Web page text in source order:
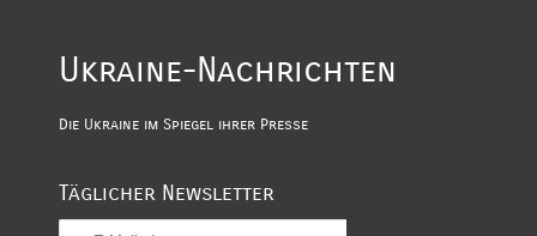
Ukraine-Nachrichten
Die Ukraine im Spiegel ihrer Presse
Täglicher Newsletter